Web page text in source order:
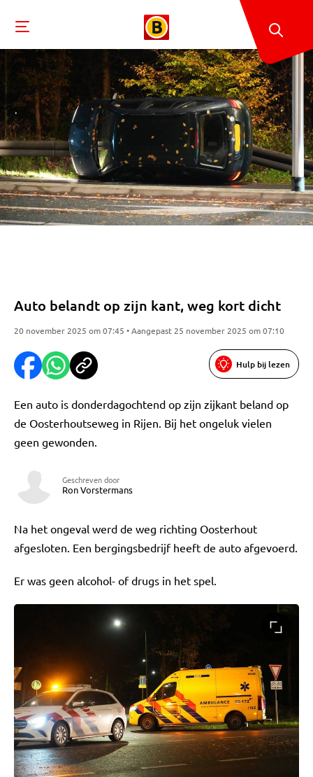
Auto belandt op zijn kant, weg kort dicht
20 november 2025 om 07:45 • Aangepast 25 november 2025 om 07:10
Hulp bij lezen
Een auto is donderdagochtend op zijn zijkant beland op
de Oosterhoutseweg in Rijen. Bij het ongeluk vielen
geen gewonden.
Geschreven door
Ron Vorstermans
Na het ongeval werd de weg richting Oosterhout
afgesloten. Een bergingsbedrijf heeft de auto afgevoerd.
Er was geen alcohol- of drugs in het spel.